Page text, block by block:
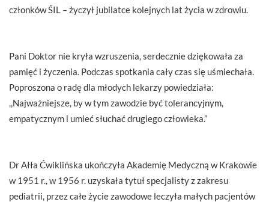
członków ŚIL – życzył jubilatce kolejnych lat życia w zdrowiu.
Pani Doktor nie kryła wzruszenia, serdecznie dziękowała za
pamięć i życzenia. Podczas spotkania cały czas się uśmiechała.
Poproszona o radę dla młodych lekarzy powiedziała:
,,Najważniejsze, by w tym zawodzie być tolerancyjnym,
empatycznym i umieć słuchać drugiego człowieka.”
Dr Ałła Ćwiklińska ukończyła Akademię Medyczną w Krakowie
w 1951 r., w 1956 r. uzyskała tytuł specjalisty z zakresu
pediatrii, przez całe życie zawodowe leczyła małych pacjentów